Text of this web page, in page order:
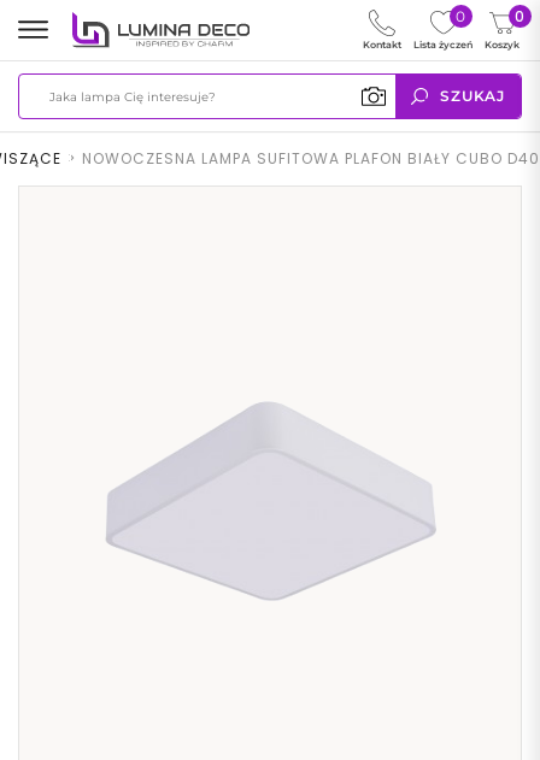
SZUKAJ
0
Koszyk
0
Lista życzeń
Kontakt
> NOWOCZESNA LAMPA SUFITOWA PLAFON BIAŁY CUBO D40